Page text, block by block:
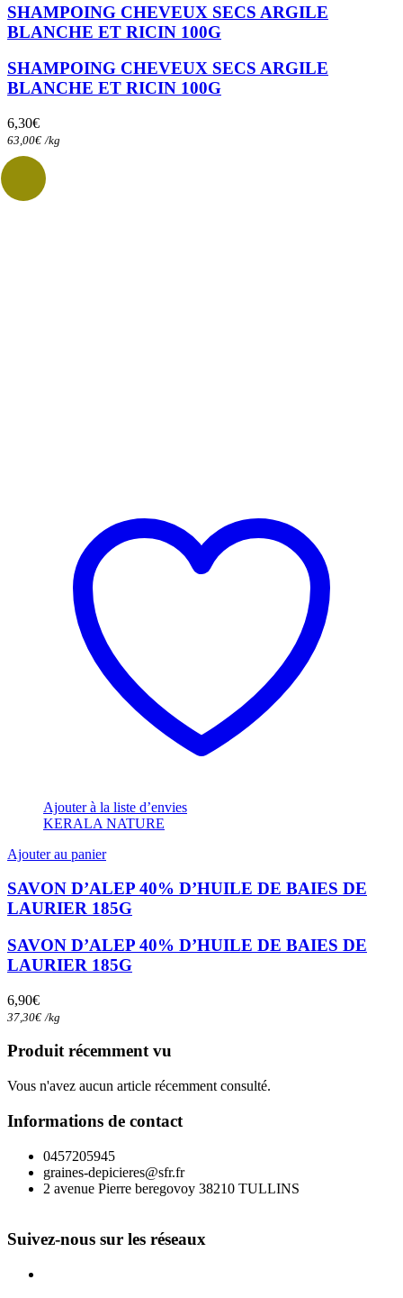
SHAMPOING CHEVEUX SECS ARGILE
BLANCHE ET RICIN 100G
SHAMPOING CHEVEUX SECS ARGILE
BLANCHE ET RICIN 100G
6,30€
63,00€ /kg
Ajouter à la liste d’envies
KERALA NATURE
Ajouter au panier
SAVON D’ALEP 40% D’HUILE DE BAIES DE
LAURIER 185G
SAVON D’ALEP 40% D’HUILE DE BAIES DE
LAURIER 185G
6,90€
37,30€ /kg
Produit récemment vu
Vous n'avez aucun article récemment consulté.
Informations de contact
0457205945
graines-depicieres@sfr.fr
2 avenue Pierre beregovoy 38210 TULLINS
Suivez-nous sur les réseaux